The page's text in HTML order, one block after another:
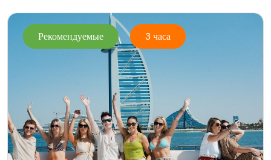
Рекомендуемые 3 часа